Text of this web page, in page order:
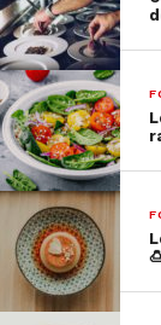
00:00